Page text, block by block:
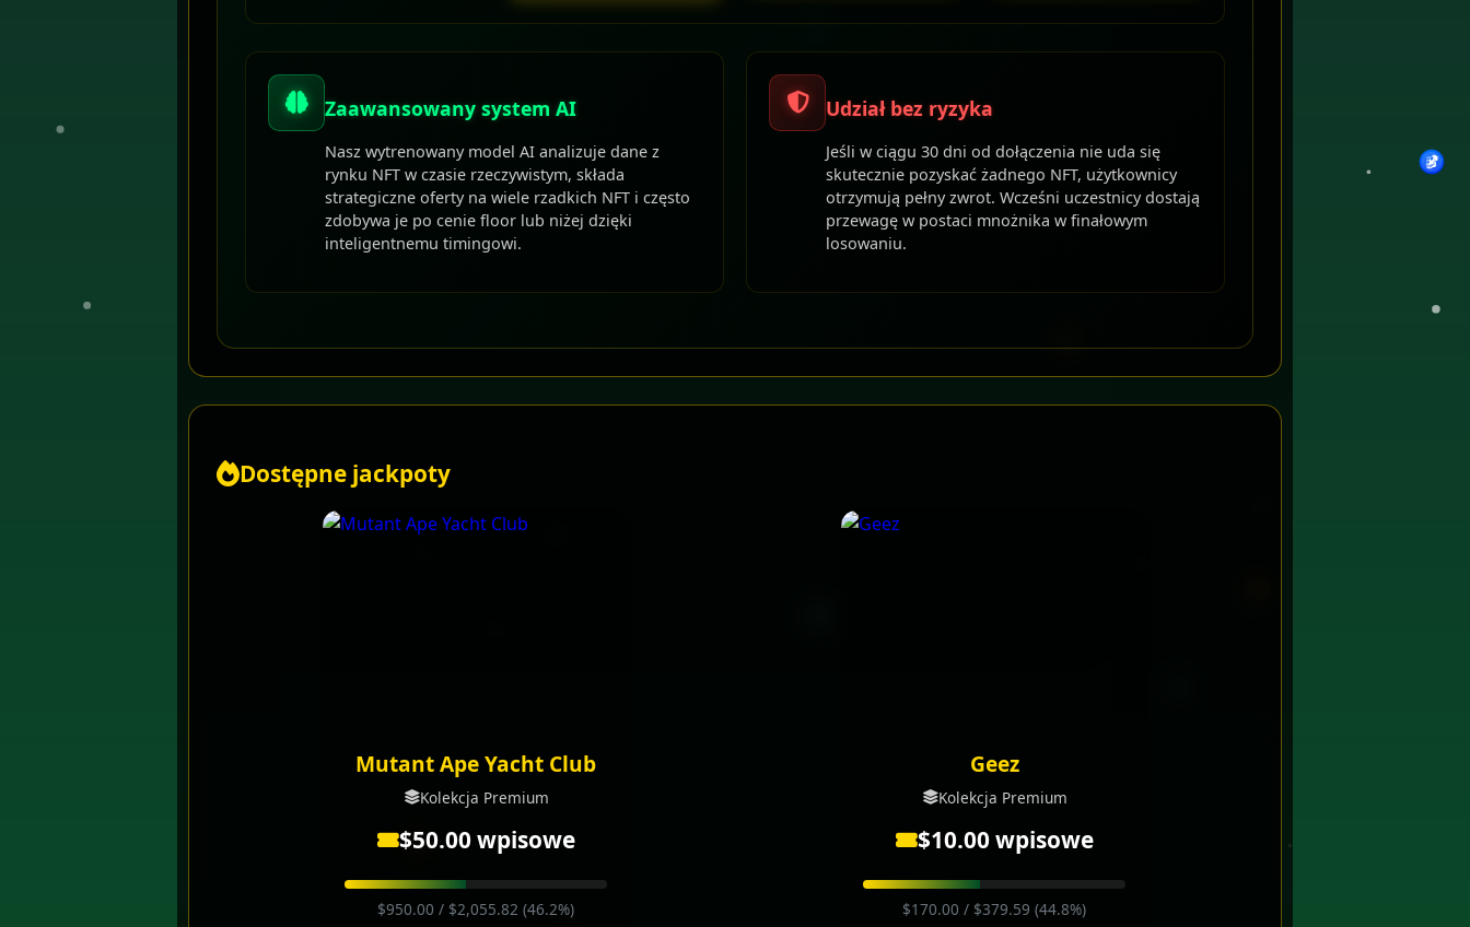
Zaawansowany system AI
Nasz wytrenowany model AI analizuje dane z
rynku NFT w czasie rzeczywistym, składa
strategiczne oferty na wiele rzadkich NFT i często
zdobywa je po cenie floor lub niżej dzięki
inteligentnemu timingowi.
Udział bez ryzyka
Jeśli w ciągu 30 dni od dołączenia nie uda się
skutecznie pozyskać żadnego NFT, użytkownicy
otrzymują pełny zwrot. Wcześni uczestnicy dostają
przewagę w postaci mnożnika w finałowym
losowaniu.
Dostępne jackpoty
Mutant Ape Yacht Club
Kolekcja Premium
$50.00 wpisowe
$950.00 / $2,055.82 (46.2%)
Geez
Kolekcja Premium
$10.00 wpisowe
$170.00 / $379.59 (44.8%)